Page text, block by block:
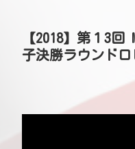
【2018】第１3
子決勝ラウンド